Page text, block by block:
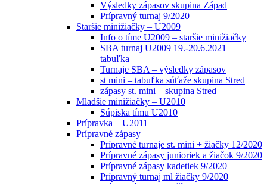
Výsledky zápasov skupina Západ
Prípravný turnaj 9/2020
Staršie minižiačky – U2009
Info o tíme U2009 – staršie minižiačky
SBA turnaj U2009 19.-20.6.2021 –
tabuľka
Turnaje SBA – výsledky zápasov
st mini – tabuľka súťaže skupina Stred
zápasy st. mini – skupina Stred
Mladšie minižiačky – U2010
Súpiska tímu U2010
Prípravka – U2011
Prípravné zápasy
Prípravné turnaje st. mini + žiačky 12/2020
Prípravné zápasy junioriek a žiačok 9/2020
Prípravné zápasy kadetiek 9/2020
Prípravný turnaj ml žiačky 9/2020